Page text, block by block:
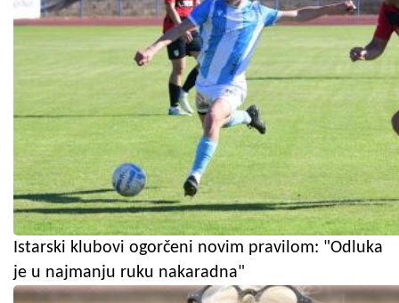
Istarski klubovi ogorčeni novim pravilom: "Odluka
je u najmanju ruku nakaradna"